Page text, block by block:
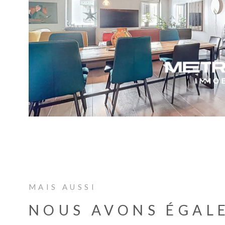
VOIR
MAIS AUSSI
NOUS AVONS